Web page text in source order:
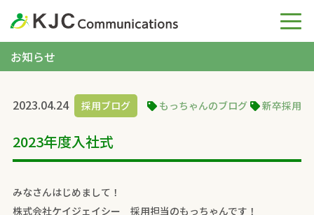
お知らせ
2023.04.24 採用ブログ もっちゃんのブログ 新卒採用
2023年度入社式
みなさんはじめまして！
株式会社ケイジェイシー 採用担当のもっちゃんです！